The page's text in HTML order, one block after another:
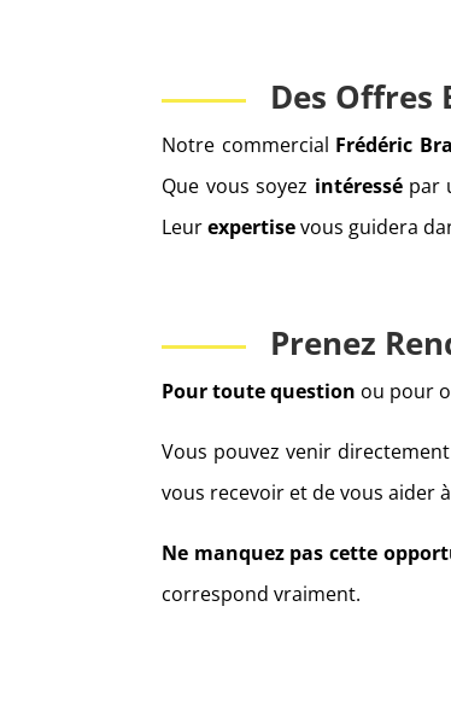
Des Offres
Notre commercial Frédéric
Que vous soyez intéressépar
Leurexpertisevous guidera
Prenez
Pour toute question ou pour
Vous pouvez venir
vous recevoir et de vous aider
Ne manquez pas cette
correspond vraiment.